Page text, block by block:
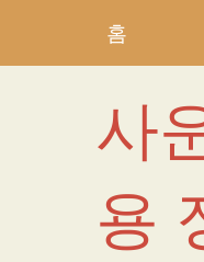
홈
사
용